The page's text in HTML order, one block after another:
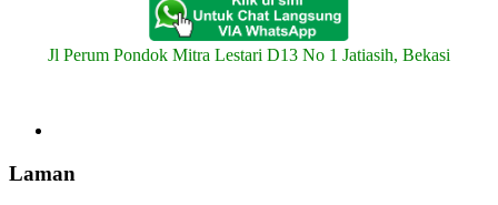
Jl Perum Pondok Mitra Lestari D13 No 1 Jatiasih, Bekasi
Laman